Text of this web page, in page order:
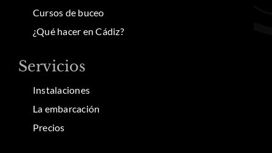
Cursos de buceo
¿Qué hacer en Cádiz?
Servicios
Instalaciones
La embarcación
Precios